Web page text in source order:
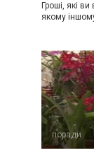
Гроші, які
якому
поради